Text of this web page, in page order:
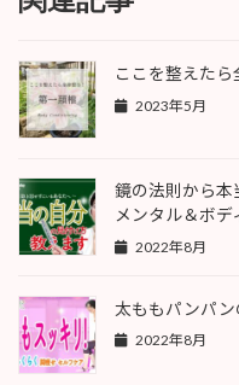
ここを整えた
2023年5月
鏡の法則から
メンタル＆ボデ
2022年8月
太ももパンパ
2022年8月